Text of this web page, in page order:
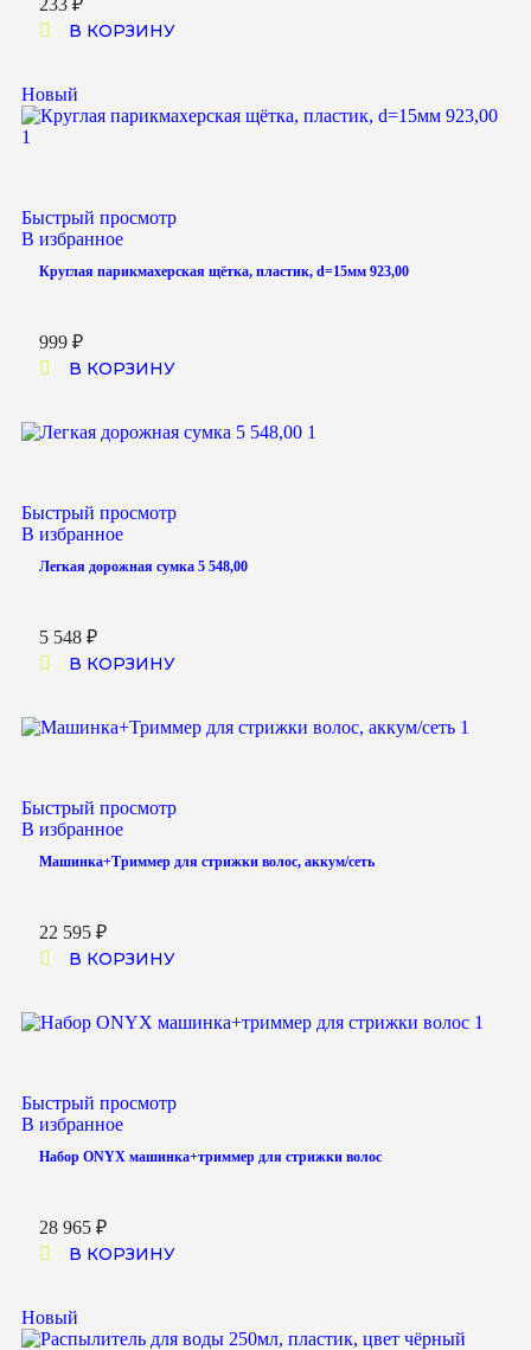
233 ₽
В КОРЗИНУ
Новый
Быстрый просмотр
В избранное
Круглая парикмахерская щётка, пластик, d=15мм 923,00
999 ₽
В КОРЗИНУ
Быстрый просмотр
В избранное
Легкая дорожная сумка 5 548,00
5 548 ₽
В КОРЗИНУ
Быстрый просмотр
В избранное
Машинка+Триммер для стрижки волос, аккум/сеть
22 595 ₽
В КОРЗИНУ
Быстрый просмотр
В избранное
Набор ONYX машинка+триммер для стрижки волос
28 965 ₽
В КОРЗИНУ
Новый